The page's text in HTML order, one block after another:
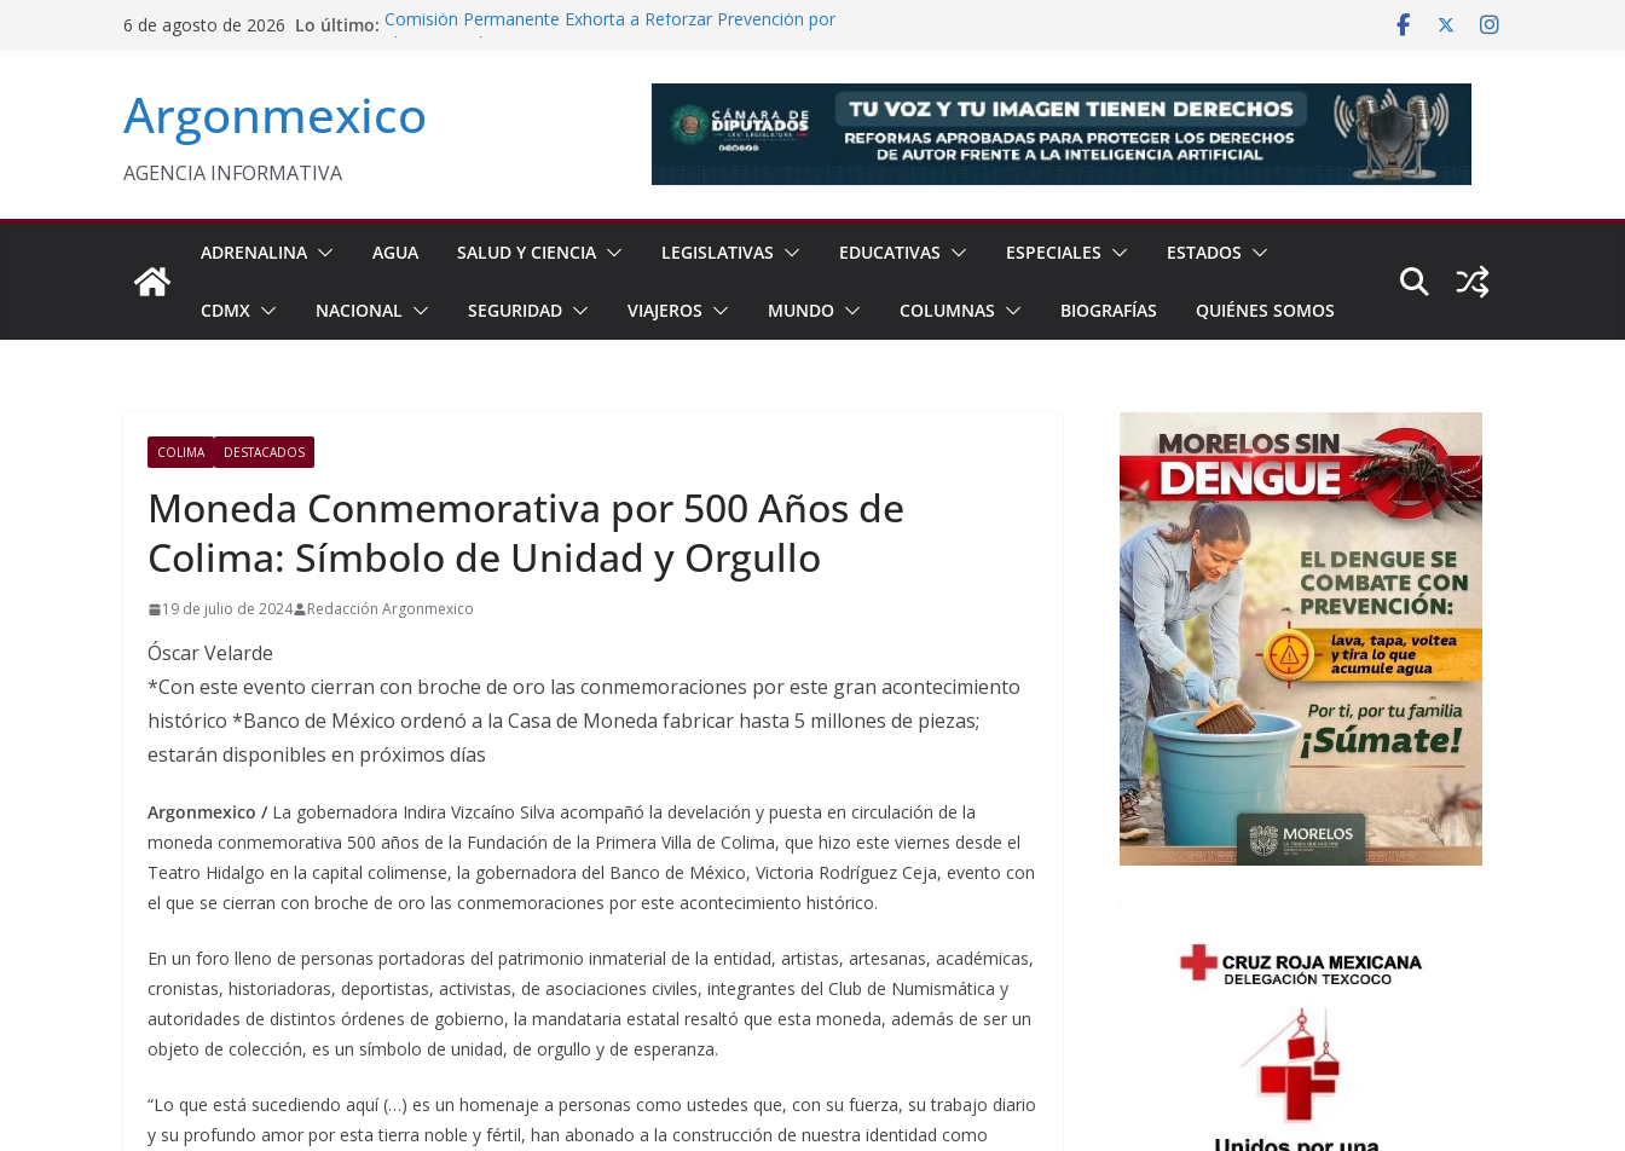
6 de agosto de 2026 Lo último: Comisión Permanente Exhorta a Reforzar Prevención por
Javier Saldaña Fortalece Aspiración con Multitudinario Evento
Reconoce ANTAD Morelos Estrategias de Seguridad de la
Siembra de 6.6 Millones de Árboles
Argonmexico
AGENCIA INFORMATIVA
ADRENALINA AGUA SALUD Y CIENCIA LEGISLATIVAS EDUCATIVAS ESPECIALES ESTADOS
CDMX NACIONAL SEGURIDAD VIAJEROS MUNDO COLUMNAS BIOGRAFÍAS QUIÉNES SOMOS
COLIMA DESTACADOS
Moneda Conmemorativa por 500 Años de
Colima: Símbolo de Unidad y Orgullo
19 de julio de 2024 Redacción Argonmexico
Óscar Velarde
*Con este evento cierran con broche de oro las conmemoraciones por este gran acontecimiento
histórico *Banco de México ordenó a la Casa de Moneda fabricar hasta 5 millones de piezas;
estarán disponibles en próximos días
Argonmexico / La gobernadora Indira Vizcaíno Silva acompañó la develación y puesta en circulación de la
moneda conmemorativa 500 años de la Fundación de la Primera Villa de Colima, que hizo este viernes desde el
Teatro Hidalgo en la capital colimense, la gobernadora del Banco de México, Victoria Rodríguez Ceja, evento con
el que se cierran con broche de oro las conmemoraciones por este acontecimiento histórico.
En un foro lleno de personas portadoras del patrimonio inmaterial de la entidad, artistas, artesanas, académicas,
cronistas, historiadoras, deportistas, activistas, de asociaciones civiles, integrantes del Club de Numismática y
autoridades de distintos órdenes de gobierno, la mandataria estatal resaltó que esta moneda, además de ser un
objeto de colección, es un símbolo de unidad, de orgullo y de esperanza.
“Lo que está sucediendo aquí (…) es un homenaje a personas como ustedes que, con su fuerza, su trabajo diario
y su profundo amor por esta tierra noble y fértil, han abonado a la construcción de nuestra identidad como